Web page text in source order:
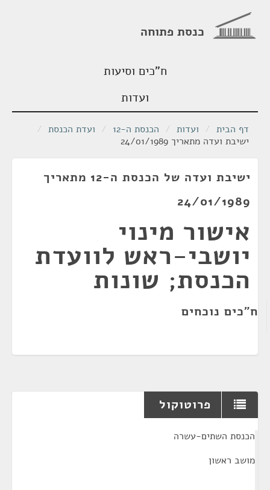
כנסת פתוחה
ח"כים וסיעות
ועדות
דף הבית / ועדות / הכנסת ה-12 / ועדת הכנסת /
ישיבת ועדה מתאריך 24/01/1989
ישיבת ועדה של הכנסת ה-12 מתאריך
24/01/1989
אישור מינוי
יושבי-ראש לוועדת
הכנסת; שונות
ח"כים נוכחים
פרוטוקול
הכנסת השתים-עשרה
מושב ראשון